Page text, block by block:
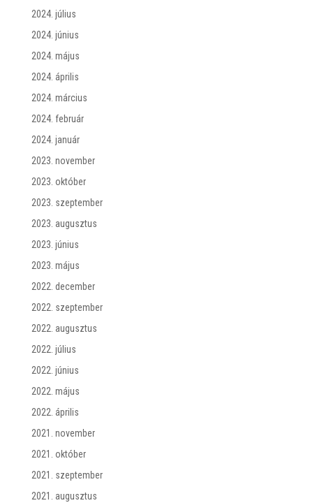
2024. július
2024. június
2024. május
2024. április
2024. március
2024. február
2024. január
2023. november
2023. október
2023. szeptember
2023. augusztus
2023. június
2023. május
2022. december
2022. szeptember
2022. augusztus
2022. július
2022. június
2022. május
2022. április
2021. november
2021. október
2021. szeptember
2021. augusztus